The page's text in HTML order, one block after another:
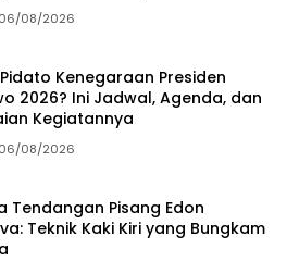
06/08/2026
Kenegaraan Presiden
2026? Ini Jadwal, Agenda, dan
Kegiatannya
06/08/2026
Tendangan Pisang Edon
Teknik Kaki Kiri yang Bungkam